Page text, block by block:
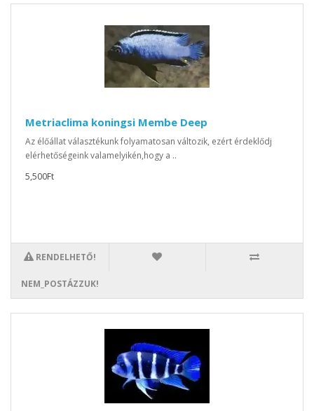
Metriaclima koningsi Membe Deep
Az élőállat választékunk folyamatosan változik, ezért érdeklődj
elérhetőségeink valamelyikén,hogy a ..
5,500Ft
RENDELHETŐ!
NEM_POSTÁZZUK!